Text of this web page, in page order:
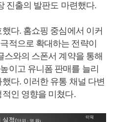
진출의 발판도 마련했다.
다. 홈쇼핑 중심에서 이커
적으로 확대하는 전략이
스와의 스폰서 계약을 통해
이고 유니폼 판매를 늘리
다. 이러한 유통 채널 다변
인 영향을 미쳤다.